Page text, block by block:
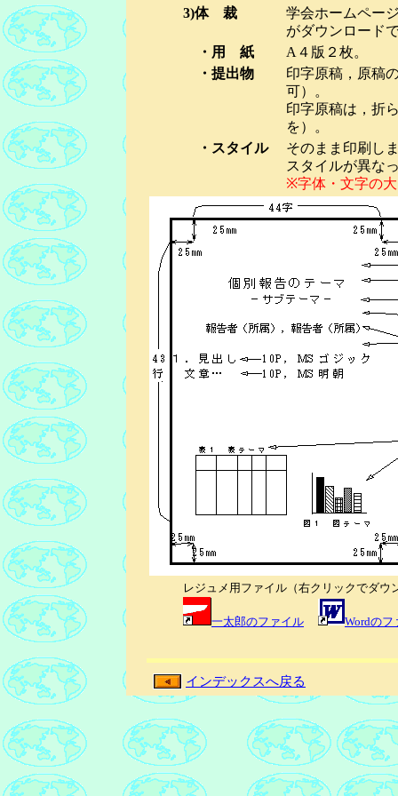
3)体 裁
学会ホームペー
がダウンロード
・用 紙
A４版２枚。
・提出物
印字原稿，原稿
可）。
印字原稿は，折
を）。
・スタイル
そのまま印刷し
スタイルが異な
※字体・文字の
レジュメ用ファイル（右クリックでダウ
一太郎のファイル Wordのフ
インデックスへ戻る